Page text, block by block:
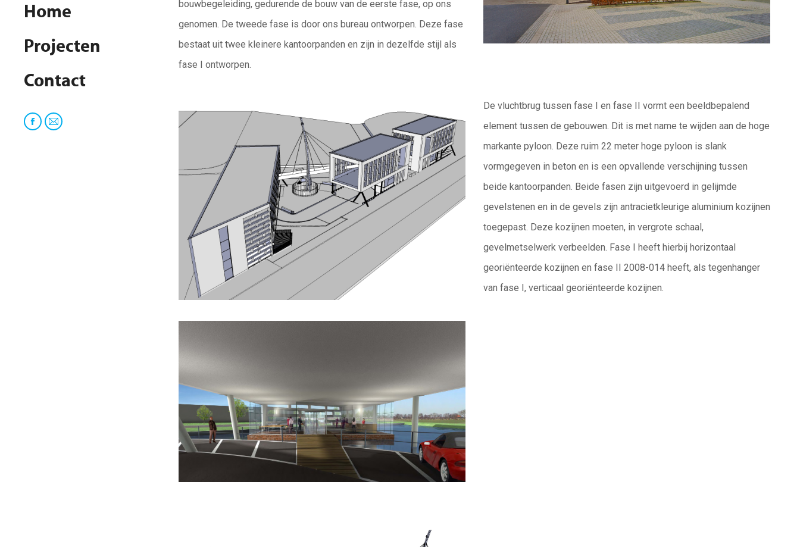
Home
Projecten
Contact
Facebook
Mail
bouwbegeleiding, gedurende de bouw van de eerste fase, op ons
genomen. De tweede fase is door ons bureau ontworpen. Deze fase
bestaat uit twee kleinere kantoorpanden en zijn in dezelfde stijl als
fase I ontworpen.
De vluchtbrug tussen fase I en fase II vormt een beeldbepalend
element tussen de gebouwen. Dit is met name te wijden aan de hoge
markante pyloon. Deze ruim 22 meter hoge pyloon is slank
vormgegeven in beton en is een opvallende verschijning tussen
beide kantoorpanden. Beide fasen zijn uitgevoerd in gelijmde
gevelstenen en in de gevels zijn antracietkleurige aluminium kozijnen
toegepast. Deze kozijnen moeten, in vergrote schaal,
gevelmetselwerk verbeelden. Fase I heeft hierbij horizontaal
georiënteerde kozijnen en fase II 2008-014 heeft, als tegenhanger
van fase I, verticaal georiënteerde kozijnen.